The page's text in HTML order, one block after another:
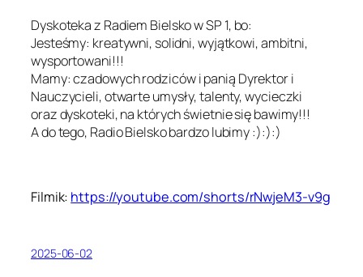
Dyskoteka z Radiem BielskowSP 1, bo:
Jesteśmy: kreatywni, solidni, wyjątkowi, ambitni,
wysportowani!!!
Mamy: czadowych rodzicówi panią Dyrektor i
Nauczycieli, otwarte umysły, talenty, wycieczki
oraz dyskoteki, na których świetnie się bawimy!!!
A do tego, Radio Bielsko bardzo lubimy :):):)
Filmik: https://youtube.com/shorts/rNwjeM3-v9g
2025-06-02